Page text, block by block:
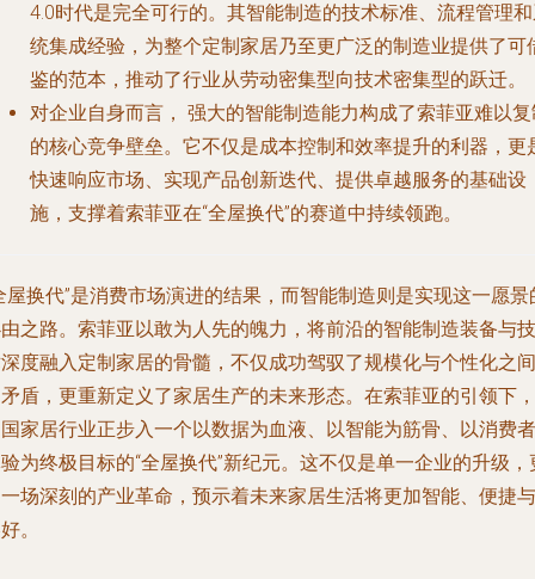
4.0时代是完全可行的。其智能制造的技术标准、流程管理
统集成经验，为整个定制家居乃至更广泛的制造业提供了可
鉴的范本，推动了行业从劳动密集型向技术密集型的跃迁。
对企业自身而言， 强大的智能制造能力构成了索菲亚难以
的核心竞争壁垒。它不仅是成本控制和效率提升的利器，更
快速响应市场、实现产品创新迭代、提供卓越服务的基础设
施，支撑着索菲亚在“全屋换代”的赛道中持续领跑。
屋换代”是消费市场演进的结果，而智能制造则是实现这一愿景
之路。索菲亚以敢为人先的魄力，将前沿的智能制造装备与技
度融入定制家居的骨髓，不仅成功驾驭了规模化与个性化之间
盾，更重新定义了家居生产的未来形态。在索菲亚的引领下，
家居行业正步入一个以数据为血液、以智能为筋骨、以消费者
为终极目标的“全屋换代”新纪元。这不仅是单一企业的升级，
场深刻的产业革命，预示着未来家居生活将更加智能、便捷与
。